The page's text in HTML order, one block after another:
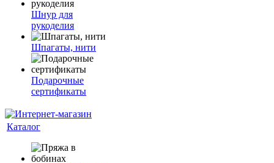
Шнур для
рукоделия
Шпагаты, нити
Подарочные
сертификаты
Каталог